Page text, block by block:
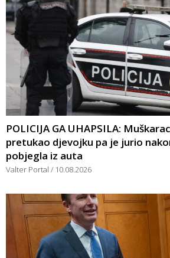
POLICIJA GA UHAPSILA:
pretukao djevojku pa je jurio
pobjegla iz auta
Valter Portal 10.08.2026